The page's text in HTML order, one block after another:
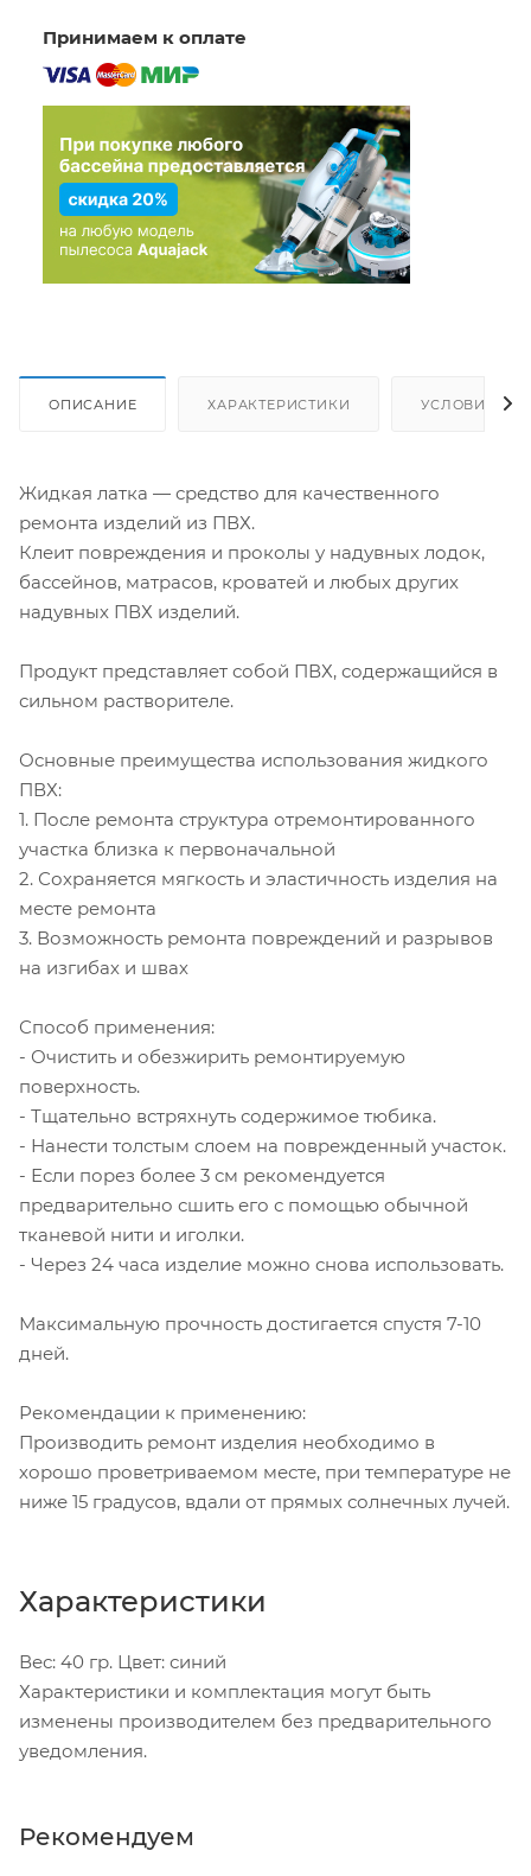
Принимаем к оплате
ОПИСАНИЕ ХАРАКТЕРИСТИКИ УСЛОВИЯ
Жидкая латка — средство для качественного
ремонта изделий из ПВХ.
Клеит повреждения и проколы у надувных лодок,
бассейнов, матрасов, кроватей и любых других
надувных ПВХ изделий.
Продукт представляет собой ПВХ, содержащийся в
сильном растворителе.
Основные преимущества использования жидкого
ПВХ:
1. После ремонта структура отремонтированного
участка близка к первоначальной
2. Сохраняется мягкость и эластичность изделия на
месте ремонта
3. Возможность ремонта повреждений и разрывов
на изгибах и швах
Способ применения:
- Очистить и обезжирить ремонтируемую
поверхность.
- Тщательно встряхнуть содержимое тюбика.
- Нанести толстым слоем на поврежденный участок.
- Если порез более 3 см рекомендуется
предварительно сшить его с помощью обычной
тканевой нити и иголки.
- Через 24 часа изделие можно снова использовать.
Максимальную прочность достигается спустя 7-10
дней.
Рекомендации к применению:
Производить ремонт изделия необходимо в
хорошо проветриваемом месте, при температуре не
ниже 15 градусов, вдали от прямых солнечных лучей.
Характеристики
Вес: 40 гр. Цвет: синий
Характеристики и комплектация могут быть
изменены производителем без предварительного
уведомления.
Рекомендуем